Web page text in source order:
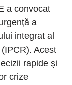
a convocat
a
integrat al
Acest
rapide şi
crize